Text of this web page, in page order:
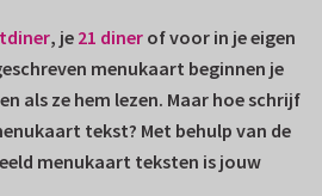
, je 21 diner of voor in je eigen
menukaart beginnen je
als ze hem lezen. Maar hoe schrijf
tekst? Met behulp van de
menukaart teksten is jouw